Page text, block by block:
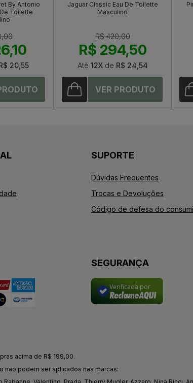
By Antonio
Toilette
R$ 20,55
Jaguar Classic Eau De Toilette
Masculino
R$ 420,00
R$ 294,50
Até 12Xde R$ 24,54
SUPORTE
Dúvidas Frequentes
Trocas e Devoluções
Código de defesa do
SEGURANÇA
Verificada por
acima de R$ 199,00.
não podem ser aplicados nas marcas: